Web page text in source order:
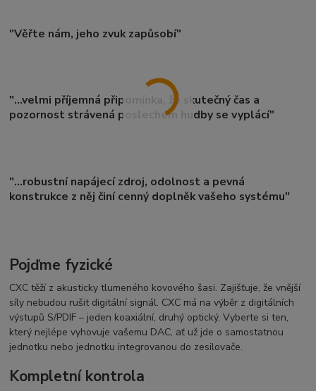
"Věřte nám, jeho zvuk zapůsobí"
"...velmi příjemná připomínka, že skutečný čas a
pozornost strávená poslechem hudby se vyplácí"
"...robustní napájecí zdroj, odolnost a pevná
konstrukce z něj činí cenný doplněk vašeho systému"
Pojďme fyzické
CXC těží z akusticky tlumeného kovového šasi. Zajišťuje, že vnější
síly nebudou rušit digitální signál. CXC má na výběr z digitálních
výstupů S/PDIF – jeden koaxiální, druhý optický. Vyberte si ten,
který nejlépe vyhovuje vašemu DAC, ať už jde o samostatnou
jednotku nebo jednotku integrovanou do zesilovače.
Kompletní kontrola